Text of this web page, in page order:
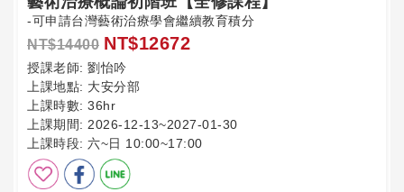
-可申請台灣藝術治療學會繼續教育積分
NT$14400 NT$12672
授課老師: 劉怡吟
上課地點: 大安分部
上課時數: 36hr
上課期間: 2026-12-13~2027-01-30
上課時段: 六~日 10:00~17:00